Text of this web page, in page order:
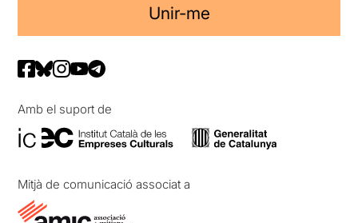
Unir-me
Amb el suport de
Mitjà de comunicació associat a